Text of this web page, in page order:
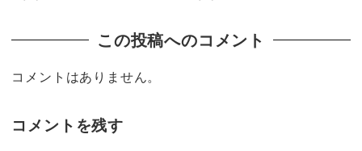
この投稿へのコメント
コメントはありません。
コメントを残す